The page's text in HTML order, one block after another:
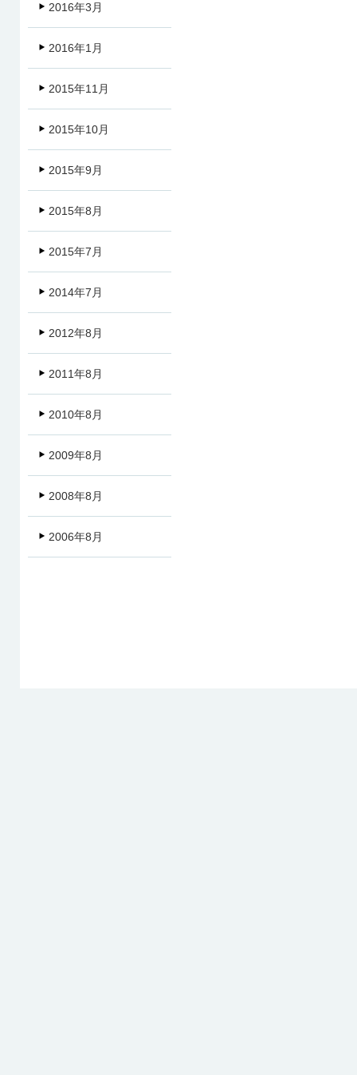
2016年3月
2016年1月
2015年11月
2015年10月
2015年9月
2015年8月
2015年7月
2014年7月
2012年8月
2011年8月
2010年8月
2009年8月
2008年8月
2006年8月